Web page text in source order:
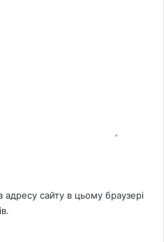
сайту в цьому браузері